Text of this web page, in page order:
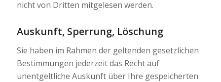
nicht von Dritten mitgelesen werden.
Auskunft, Sperrung, Löschung
Sie haben im Rahmen der geltenden gesetzlichen
Bestimmungen jederzeit das Recht auf
unentgeltliche Auskunft über Ihre gespeicherten